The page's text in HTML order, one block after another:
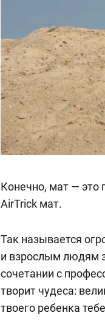
Конечно, мат — это
AirTrick мат.
Так называется
и взрослым людям
сочетании с
творит чудеса:
твоего ребенка